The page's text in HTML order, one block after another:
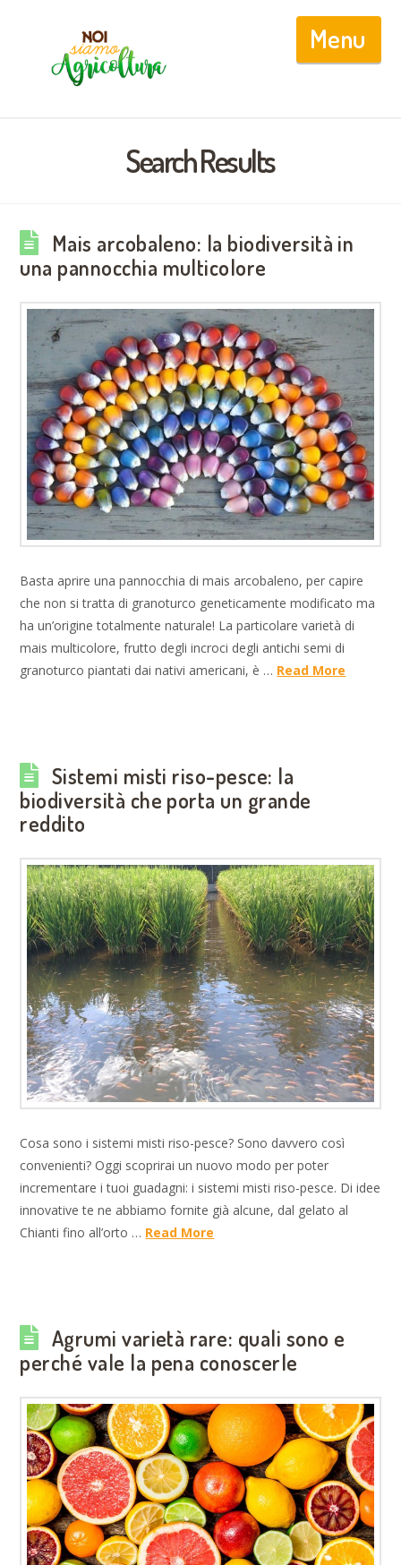
Search Results
Mais arcobaleno: la biodiversità in
una pannocchia multicolore
Basta aprire una pannocchia di mais arcobaleno, per capire
che non si tratta di granoturco geneticamente modificato ma
ha un’origine totalmente naturale! La particolare varietà di
mais multicolore, frutto degli incroci degli antichi semi di
granoturco piantati dai nativi americani, è … Read More
Sistemi misti riso-pesce: la
biodiversità che porta un grande
reddito
Cosa sono i sistemi misti riso-pesce? Sono davvero così
convenienti? Oggi scoprirai un nuovo modo per poter
incrementare i tuoi guadagni: i sistemi misti riso-pesce. Di idee
innovative te ne abbiamo fornite già alcune, dal gelato al
Chianti fino all’orto … Read More
Agrumi varietà rare: quali sono e
perché vale la pena conoscerle